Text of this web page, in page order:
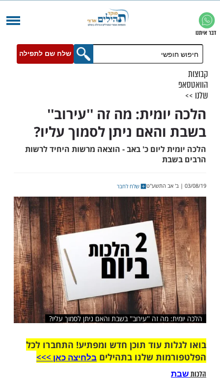
שלח שם לתפילה
מה זה ''עירוב''
ניתן לסמוך עליו?
ליום כ' באב - הוצאה מרשות היחיד לרשות
שלח לחבר